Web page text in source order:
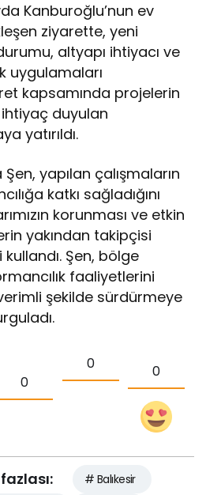
Kanburoğlu’nun ev
ziyarette, yeni
altyapı ihtiyacı ve
uygulamaları
kapsamında projelerin
duyulan
yatırıldı.
yapılan çalışmaların
katkı sağladığını
korunması ve etkin
yakından takipçisi
Şen, bölge
faaliyetlerini
şekilde sürdürmeye
0
0 0
# Balıkesir